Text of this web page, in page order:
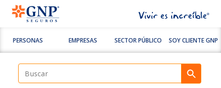
PERSONAS EMPRESAS SECTOR PÚBLICO SOY CLIENTE GNP